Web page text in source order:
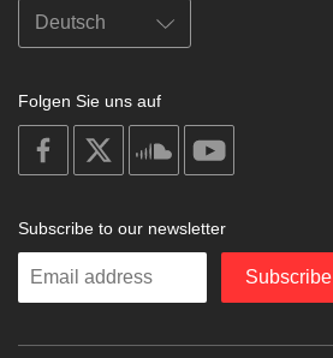
Folgen Sie uns auf
on
facebook
soundcloud
Subscribe to our newsletter
Enter
Subscribe